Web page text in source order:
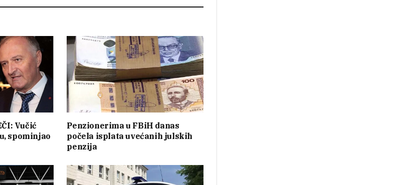
Vučić
spominjao
Penzionerima u FBiH danas
počela isplata uvećanih julskih
penzija